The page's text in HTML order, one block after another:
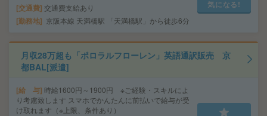
交通費 交通費支給あり
勤務地 京阪本線 天満橋駅 「天満橋駅」から徒歩6分
気になる!
月収28万超も「ポロラルフローレン」英語通訳販売 京
都BAL[派遣]
給 与 時給1600円～1900円 ※ご経験・スキルによ
り考慮致します スマホでかんたんに前払いで給与が受
け取れます（※上限、条件あり）